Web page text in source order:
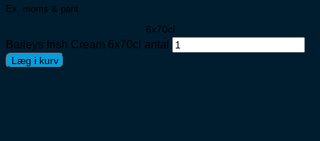
Ex. moms & pant
6x70cl
Baileys Irish Cream 6x70cl antal
Læg i kurv